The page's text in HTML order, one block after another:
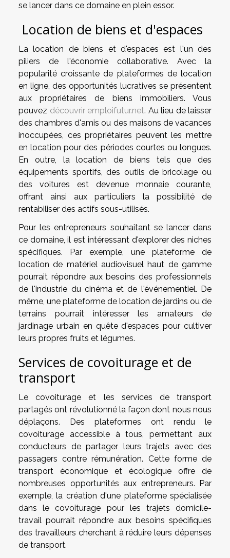
se lancer dans ce domaine en plein essor.
Location de biens et d'espaces
La location de biens et d'espaces est l'un des
piliers de l'économie collaborative. Avec la
popularité croissante de plateformes de location
en ligne, des opportunités lucratives se présentent
aux propriétaires de biens immobiliers. Vous
pouvez découvrir emploifutur.net. Au lieu de laisser
des chambres d'amis ou des maisons de vacances
inoccupées, ces propriétaires peuvent les mettre
en location pour des périodes courtes ou longues.
En outre, la location de biens tels que des
équipements sportifs, des outils de bricolage ou
des voitures est devenue monnaie courante,
offrant ainsi aux particuliers la possibilité de
rentabiliser des actifs sous-utilisés.
Pour les entrepreneurs souhaitant se lancer dans
ce domaine, il est intéressant d'explorer des niches
spécifiques. Par exemple, une plateforme de
location de matériel audiovisuel haut de gamme
pourrait répondre aux besoins des professionnels
de l'industrie du cinéma et de l'événementiel. De
même, une plateforme de location de jardins ou de
terrains pourrait intéresser les amateurs de
jardinage urbain en quête d'espaces pour cultiver
leurs propres fruits et légumes.
Services de covoiturage et de
transport
Le covoiturage et les services de transport
partagés ont révolutionné la façon dont nous nous
déplaçons. Des plateformes ont rendu le
covoiturage accessible à tous, permettant aux
conducteurs de partager leurs trajets avec des
passagers contre rémunération. Cette forme de
transport économique et écologique offre de
nombreuses opportunités aux entrepreneurs. Par
exemple, la création d'une plateforme spécialisée
dans le covoiturage pour les trajets domicile-
travail pourrait répondre aux besoins spécifiques
des travailleurs cherchant à réduire leurs dépenses
de transport.